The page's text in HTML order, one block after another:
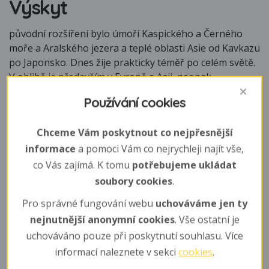
Výskyt
původní rozšíření bylo úmoří Kaspického a Černého
moře a Aralského jezera a teplé oblasti Asie od Kavkazu
po Japonsko. Dnes žije prakticky téměř po celém světě.
V oblibě je především v Evropě a Asii, naopak
invazívním druhem je v Austrálii.
Používání cookies
Chceme Vám poskytnout co nejpřesnější
informace a pomoci Vám co nejrychleji najít vše,
co Vás zajímá. K tomu potřebujeme ukládat
soubory cookies.
Pro správné fungování webu uchováváme jen ty
nejnutnější anonymní cookies. Vše ostatní je
uchováváno pouze při poskytnutí souhlasu. Více
informací naleznete v sekci cookies.